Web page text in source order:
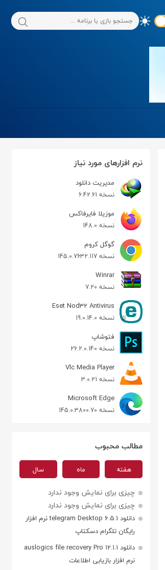
نرم افزارهای مورد نیاز
مدیریت دانلود
نسخه 6.42.61
موزیلا فایرفاکس
نسخه 148.0
گوگل کروم
نسخه 145.0.7632.117
Winrar
نسخه 7.20
Eset Nod32 Antivirus
نسخه 19.0.14.0
فتوشاپ
نسخه 26.2.0.140
Vlc Media Player
نسخه 3.0.21
Microsoft Edge
نسخه 145.0.3800.70
مطالب محبوب
هفته ماه سال
چیزی برای نمایش وجود ندارد
چیزی برای نمایش وجود ندارد
دانلود telegram Desktop 6.5.1 نرم افزار
رایگان تلگرام دسکتاپ
دانلود auslogics file recovery Pro 12.1.1
نرم افزار بازیابی اطلاعات